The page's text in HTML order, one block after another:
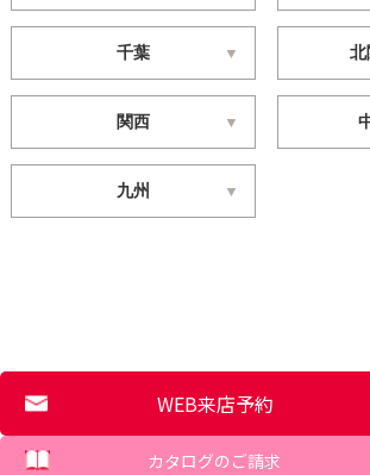
千葉 北
関西
九州
WEB来店予約
カタログのご請求